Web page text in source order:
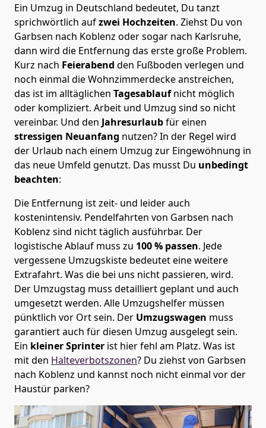
Ein Umzug in Deutschland bedeutet, Du tanzt
sprichwörtlich aufzwei Hochzeiten. Ziehst Du von
Garbsen nach Koblenz oder sogar nach Karlsruhe,
dann wird die Entfernung das erste große Problem.
Kurz nach Feierabend den Fußboden verlegen und
noch einmal die Wohnzimmerdecke anstreichen,
das ist im alltäglichen Tagesablaufnicht möglich
oder kompliziert. Arbeit und Umzug sind so nicht
vereinbar. Und den Jahresurlaubfür einen
stressigen Neuanfang nutzen? In der Regel wird
der Urlaub nach einem Umzug zur Eingewöhnung in
das neue Umfeld genutzt. Das musst Du unbedingt
beachten:
Die Entfernung ist zeit- und leider auch
kostenintensiv. Pendelfahrten von Garbsen nach
Koblenz sind nicht täglich ausführbar. Der
logistische Ablauf muss zu 100 % passen. Jede
vergessene Umzugskiste bedeutet eine weitere
Extrafahrt. Was die bei uns nicht passieren, wird.
Der Umzugstag muss detailliert geplant und auch
umgesetzt werden. Alle Umzugshelfer müssen
pünktlich vor Ort sein. Der Umzugswagen muss
garantiert auch für diesen Umzug ausgelegt sein.
Ein kleiner Sprinter ist hier fehl am Platz. Was ist
mit den Halteverbotszonen? Du ziehst von Garbsen
nach Koblenz und kannst noch nicht einmal vor der
Haustür parken?